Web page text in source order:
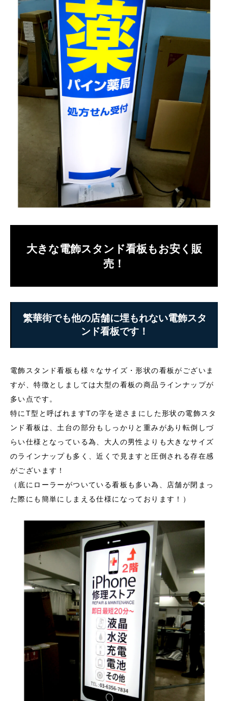
大きな電飾スタンド看板もお安く販
売！
繁華街でも他の店舗に埋もれない電飾スタ
ンド看板です！
電飾スタンド看板も様々なサイズ・形状の看板がございま
すが、特徴としましては大型の看板の商品ラインナップが
多い点です。
特にT型と呼ばれますTの字を逆さまにした形状の電飾スタ
ンド看板は、土台の部分もしっかりと重みがあり転倒しづ
らい仕様となっている為、大人の男性よりも大きなサイズ
のラインナップも多く、近くで見ますと圧倒される存在感
がございます！
（底にローラーがついている看板も多い為、店舗が閉まっ
た際にも簡単にしまえる仕様になっております！）